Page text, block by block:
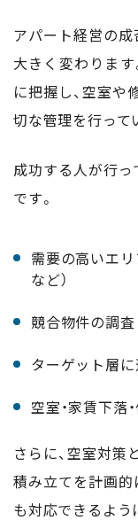
アパート経営の成
大きく変わりま
に把握し、空室
切な管理を行って
成功する人が行っ
です。
需要の高いエリ
など）
競合物件の調
ターゲット層
空室・家賃下落
さらに、空室対
積み立てを計画的
も対応できるよう